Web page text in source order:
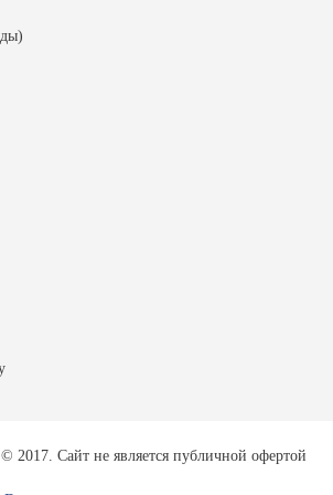
2017. Сайт не является публичной офертой